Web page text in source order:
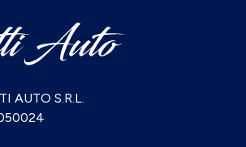
AUTO S.R.L.